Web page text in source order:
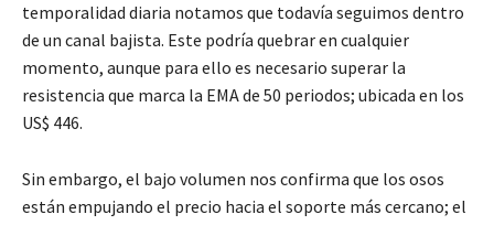
temporalidad diaria notamos que todavía seguimos dentro
de un canal bajista. Este podría quebrar en cualquier
momento, aunque para ello es necesario superar la
resistencia que marca la EMA de 50 periodos; ubicada en los
US$ 446.
Sin embargo, el bajo volumen nos confirma que los osos
están empujando el precio hacia el soporte más cercano; el